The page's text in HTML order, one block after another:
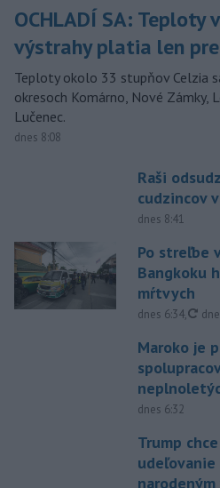
OCHLADÍ SA: Teploty
výstrahy platia len
Teploty okolo 33 stupňov Celzia
okresoch Komárno, Nové Zámky,
Lučenec.
dnes 8:08
Raši
cudzincov
dnes 8:41
Po streľbe
Bangkoku
mŕtvych
dnes 6:34,
Maroko je
dnes 6:32
Trump
narodeným